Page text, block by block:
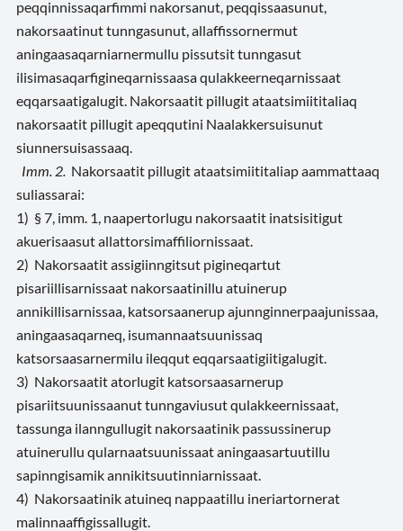
peqqinnissaqarfimmi nakorsanut, peqqissaasunut,
nakorsaatinut tunngasunut, allaffissornermut
aningaasaqarniarnermullu pissutsit tunngasut
ilisimasaqarfigineqarnissaasa qulakkeerneqarnissaat
eqqarsaatigalugit. Nakorsaatit pillugit ataatsimiititaliaq
nakorsaatit pillugit apeqqutini Naalakkersuisunut
siunnersuisassaaq.
Imm. 2. Nakorsaatit pillugit ataatsimiititaliap aammattaaq
suliassarai:
1) § 7, imm. 1, naapertorlugu nakorsaatit inatsisitigut
akuerisaasut allattorsimaffiliornissaat.
2) Nakorsaatit assigiinngitsut pigineqartut
pisariillisarnissaat nakorsaatinillu atuinerup
annikillisarnissaa, katsorsaanerup ajunnginnerpaajunissaa,
aningaasaqarneq, isumannaatsuunissaq
katsorsaasarnermilu ileqqut eqqarsaatigiitigalugit.
3) Nakorsaatit atorlugit katsorsaasarnerup
pisariitsuunissaanut tunngaviusut qulakkeernissaat,
tassunga ilanngullugit nakorsaatinik passussinerup
atuinerullu qularnaatsuunissaat aningaasartuutillu
sapinngisamik annikitsuutinniarnissaat.
4) Nakorsaatinik atuineq nappaatillu ineriartornerat
malinnaaffigissallugit.